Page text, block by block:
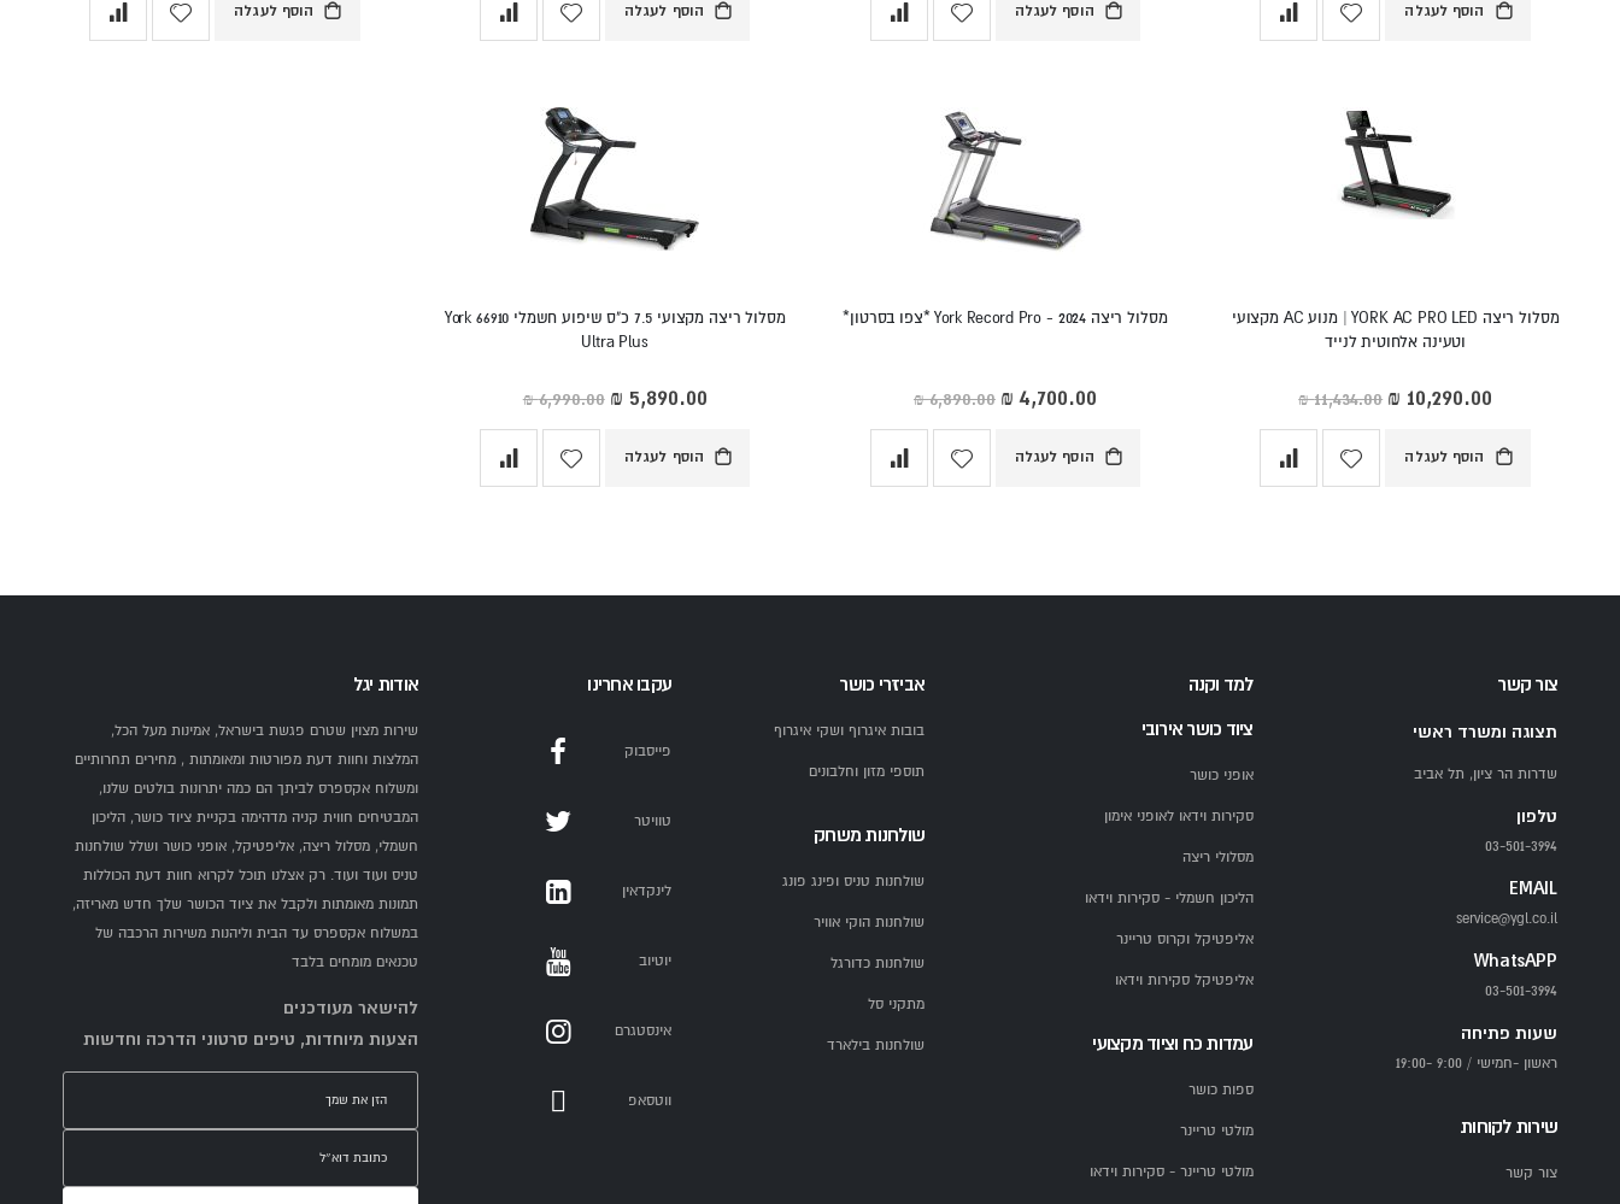
הוסף לעגלה הוסף לעגלה הוסף לעגלה הוסף לעגלה
מסלול ריצה YORK AC PRO LED | מנוע AC מקצועי
וטעינה אלחוטית לנייד
מחיר
מיוחד
הוסף לעגלה
מסלול ריצה York Record Pro - 2024 *צפו בסרטון*
‏6,890.00 ₪ מחיר
מיוחד
הוסף לעגלה
מסלול ריצה מקצועי 7.5 כ"ס שיפוע חשמלי 66910 York
Ultra Plus
‏6,990.00 ₪ מחיר
מיוחד
הוסף לעגלה
צור קשר
תצוגה ומשרד ראשי
שדרות הר ציון, תל אביב
טלפון
03-501-3994
EMAIL
service@ygl.co.il
WhatsAPP
03-501-3994
שעות פתיחה
ראשון -חמישי / 9:00 -19:00
שירות לקוחות
צור קשר
למד וקנה
ציוד כושר אירובי
אופני כושר
סקירות וידאו לאופני אימון
מסלולי ריצה
הליכון חשמלי - סקירות וידאו
אליפטיקל וקרוס טריינר
אליפטיקל סקירות וידאו
עמדות כח וציוד מקצועי
ספות כושר
מולטי טריינר
מולטי טריינר - סקירות וידאו
אביזרי כושר
בובות איגרוף ושקי איגרוף
תוספי מזון וחלבונים
שולחנות משחק
שולחנות טניס ופינג פונג
שולחנות הוקי אוויר
שולחנות כדורגל
מתקני סל
שולחנות בילארד
עקבו אחרינו
פייסבוק
טוויטר
לינקדאין
יוטיוב
אינסטגרם
ווטסאפ
אודות יגל
שירות מצוין שטרם פגשת בישראל, אמינות מעל הכל,
המלצות וחוות דעת מפורטות ומאומתות , מחירים תחרותיים
ומשלוח אקספרס לביתך הם כמה יתרונות בולטים שלנו,
המבטיחים חווית קניה מדהימה בקניית ציוד כושר, הליכון
חשמלי, מסלול ריצה, אליפטיקל, אופני כושר ושלל שולחנות
טניס ועוד ועוד. רק אצלנו תוכל לקרוא חוות דעת הכוללות
תמונות מאומתות ולקבל את ציוד הכושר שלך חדש מאריזה,
במשלוח אקספרס עד הבית וליהנות משירות הרכבה של
טכנאים מומחים בלבד
להישאר מעודכנים
הצעות מיוחדות, טיפים סרטוני הדרכה וחדשות